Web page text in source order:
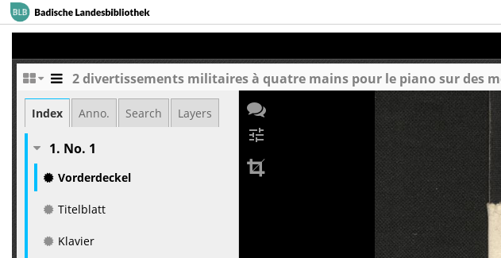
Index Anno. Search Layers
1. No. 1
Vorderdeckel
Titelblatt
Klavier
tune